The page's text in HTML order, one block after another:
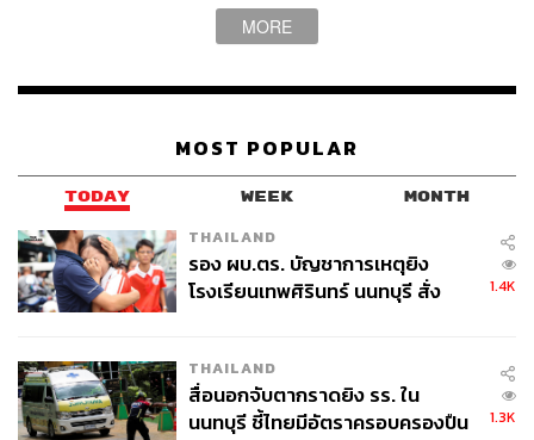
MORE
MOST POPULAR
TODAY WEEK MONTH
THAILAND
รอง ผบ.ตร. บัญชาการเหตุยิง
โรงเรียนเทพศิรินทร์ นนทบุรี สั่ง
1.4K
THAILAND
สื่อนอกจับตากราดยิง รร. ใน
นนทบุรี ชี้ไทยมีอัตราครอบครองปืน
1.3K